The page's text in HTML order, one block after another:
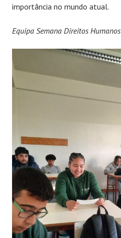
importância no mundo atual.
Equipa Semana Direitos Humanos